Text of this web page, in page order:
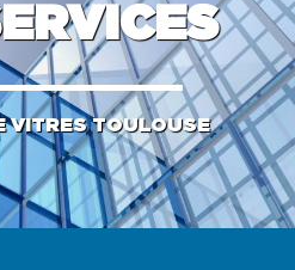
VITRES TOULOUSE